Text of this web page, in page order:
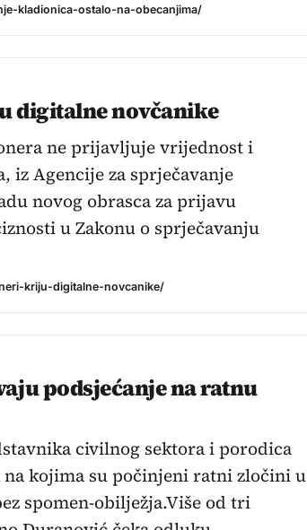
kladionica-ostalo-na-obecanjima/
digitalne novčanike
ne prijavljuje vrijednost i
Agencije za sprječavanje
novog obrasca za prijavu
u Zakonu o sprječavanju
kriju-digitalne-novcanike/
podsjećanje na ratnu
civilnog sektora i porodica
na kojima su počinjeni ratni zločini u
spomen-obilježja.Više od tri